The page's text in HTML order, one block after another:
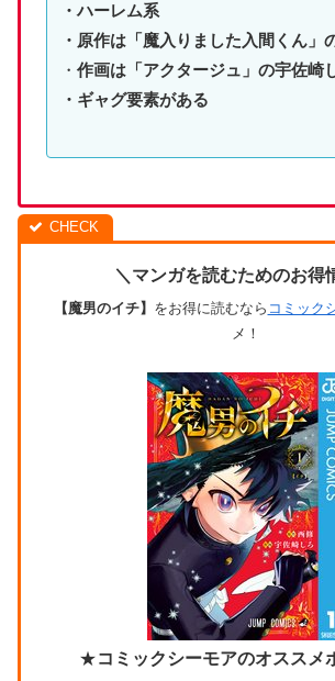
・ハーレム系
・原作は「魔入りました入間くん」
・ 作画は「アクタージュ」の宇佐崎
・ギャグ要素がある
＼マンガを読むためのお得
【魔男のイチ】 をお得に読むなら コミック
メ！
★コミックシーモアのオススメ